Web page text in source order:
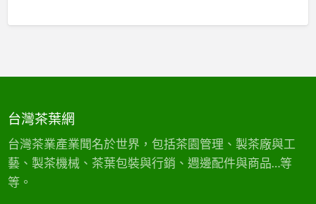
台灣茶葉網
台灣茶業產業聞名於世界，包括茶園管理、製茶廠與工
藝、製茶機械、茶葉包裝與行銷、週邊配件與商品…等
等。